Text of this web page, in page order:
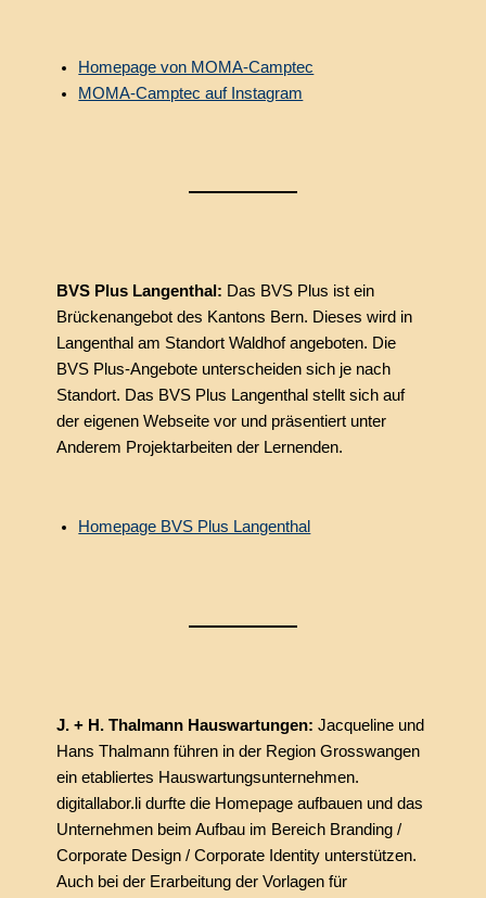
Homepage von MOMA-Camptec
MOMA-Camptec auf Instagram
BVS Plus Langenthal: Das BVS Plus ist ein
Brückenangebot des Kantons Bern. Dieses wird in
Langenthal am Standort Waldhof angeboten. Die
BVS Plus-Angebote unterscheiden sich je nach
Standort. Das BVS Plus Langenthal stellt sich auf
der eigenen Webseite vor und präsentiert unter
Anderem Projektarbeiten der Lernenden.
Homepage BVS Plus Langenthal
J. + H. Thalmann Hauswartungen: Jacqueline und
Hans Thalmann führen in der Region Grosswangen
ein etabliertes Hauswartungsunternehmen.
digitallabor.li durfte die Homepage aufbauen und das
Unternehmen beim Aufbau im Bereich Branding /
Corporate Design / Corporate Identity unterstützen.
Auch bei der Erarbeitung der Vorlagen für